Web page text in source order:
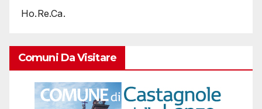
Ho.Re.Ca.
Comuni Da Visitare